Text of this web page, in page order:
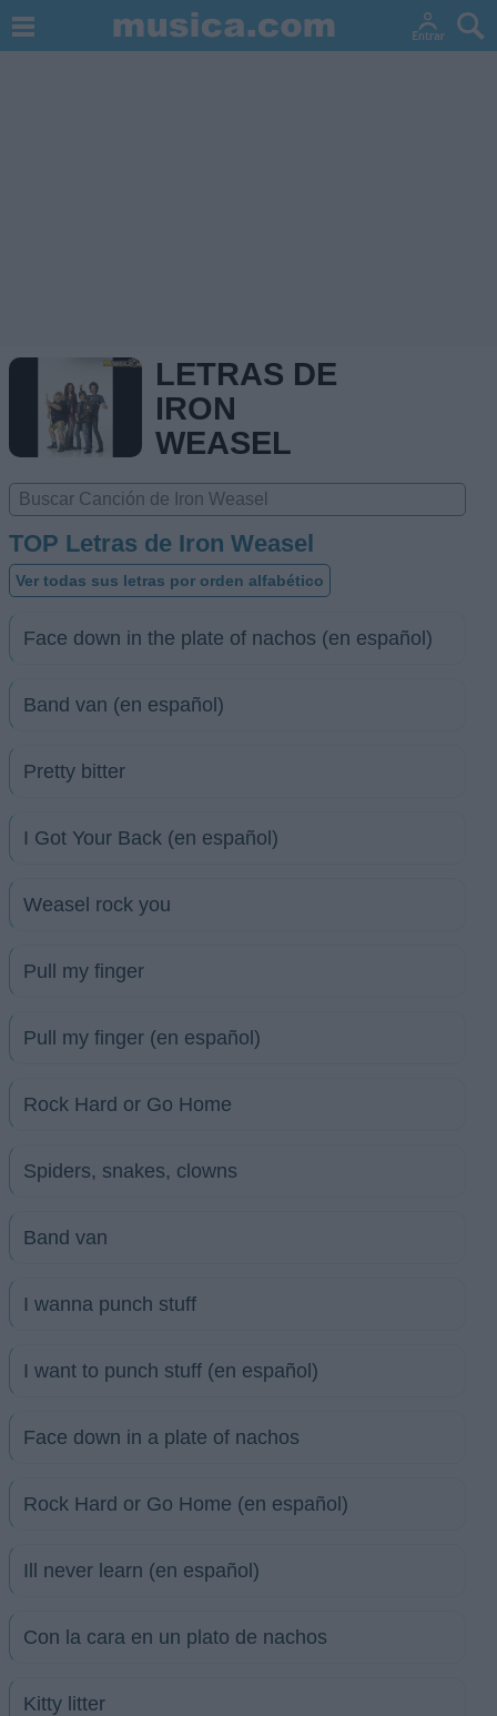
LETRAS DE
IRON
WEASEL
TOP Letras de Iron Weasel
Ver todas sus letras por orden alfabético
Face down in the plate of nachos (en español)
Band van (en español)
Pretty bitter
I Got Your Back (en español)
Weasel rock you
Pull my finger
Pull my finger (en español)
Rock Hard or Go Home
Spiders, snakes, clowns
Band van
I wanna punch stuff
I want to punch stuff (en español)
Face down in a plate of nachos
Rock Hard or Go Home (en español)
Ill never learn (en español)
Con la cara en un plato de nachos
Kitty litter